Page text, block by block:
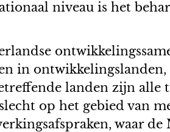
niveau is het
in ontwikkelingslanden,
landen zijn
op het gebied van
waar